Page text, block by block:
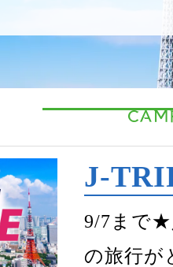
J-
9/7まで★
の旅行が